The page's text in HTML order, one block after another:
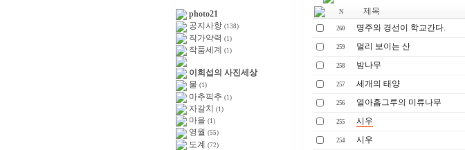
photo21
공지사항 (138)
작가약력 (1)
작품세계 (1)
이희섭의 사진세상
물 (1)
마추픽추 (1)
자갈치 (1)
마을 (1)
영월 (55)
도계 (72)
N 제목
260 명주와 경선이 학교간다.
259 멀리 보이는 산
258 밤나무
257 세개의 태양
256 열아홉그루의 미류나무
255 시우
254 시우